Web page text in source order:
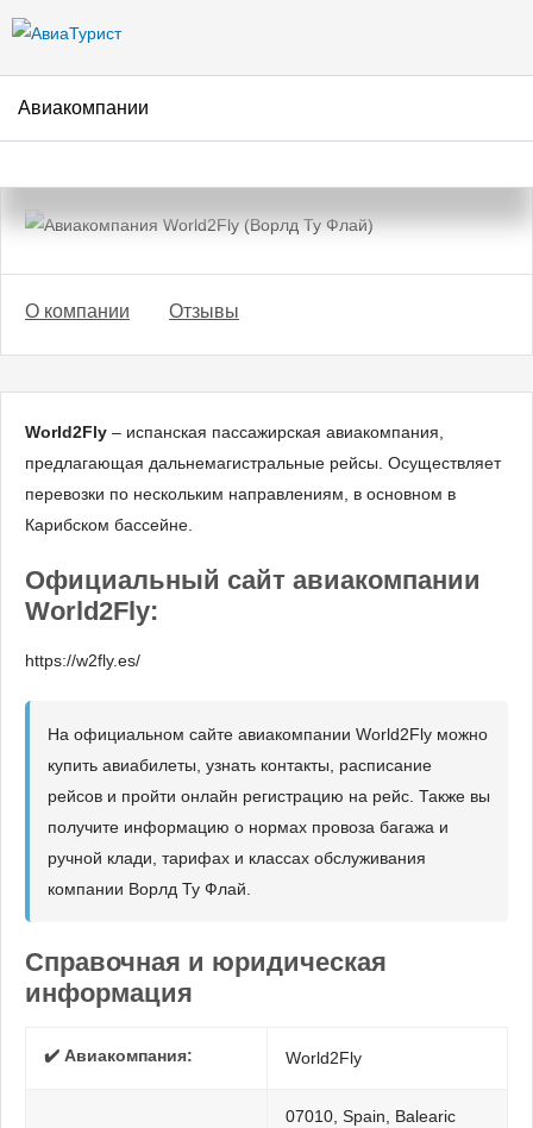
Авиакомпании
Авиакомпания World2Fly
О компании Отзывы
World2Fly – испанская пассажирская авиакомпания,
предлагающая дальнемагистральные рейсы. Осуществляет
перевозки по нескольким направлениям, в основном в
Карибском бассейне.
Официальный сайт авиакомпании
World2Fly:
https://w2fly.es/
На официальном сайте авиакомпании World2Fly можно
купить авиабилеты, узнать контакты, расписание
рейсов и пройти онлайн регистрацию на рейс. Также вы
получите информацию о нормах провоза багажа и
ручной клади, тарифах и классах обслуживания
компании Ворлд Ту Флай.
Справочная и юридическая
информация
✔️ Авиакомпания: World2Fly
07010, Spain, Balearic